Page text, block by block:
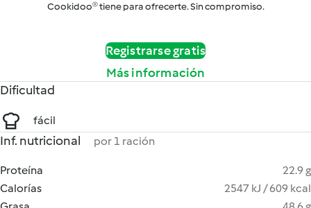
Cookidoo® tiene para ofrecerte. Sin compromiso.
Registrarse gratis
Más información
Dificultad
fácil
Inf. nutricional por 1 ración
Proteína
22.9 g
Calorías
2547 kJ / 609 kcal